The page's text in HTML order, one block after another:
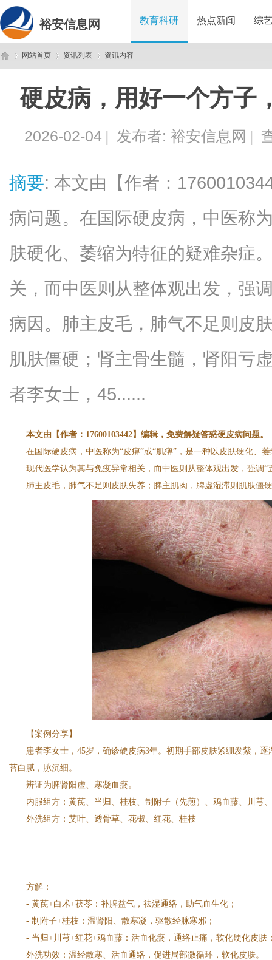
裕安信息网 教育科研 热点新闻 综
网站首页
›
资讯列表 资讯内容
硬皮病，用好一个方子
2026-02-04 | 发布者: 裕安信息网 |
摘要: 本文由【作者：
病问题。在国际硬皮病，中医称
肤硬化、萎缩为特征的疑难杂症
关，而中医则从整体观出发，强
病因。肺主皮毛，肺气不足则皮
肌肤僵硬；肾主骨生髓，肾阳亏
者李女士，45......
本文由【作者：17600103442】编辑，免费解疑答惑硬皮病问题。
在国际硬皮病，中医称为“皮痹”或“肌痹”，是一种以皮肤硬化、
现代医学认为其与免疫异常相关，而中医则从整体观出发，强调
肺主皮毛，肺气不足则皮肤失养；脾主肌肉，脾虚湿滞则肌肤僵
【案例分享】
患者李女士，45岁，确诊硬皮病3年。初期手部皮肤紧绷发紫，
苔白腻，脉沉细。
辨证为脾肾阳虚、寒凝血瘀。
内服组方：黄芪、当归、桂枝、制附子（先煎）、鸡血藤、川芎
外洗组方：艾叶、透骨草、花椒、红花、桂枝
方解：
- 黄芪+白术+茯苓：补脾益气，祛湿通络，助气血生化；
- 制附子+桂枝：温肾阳、散寒凝，驱散经脉寒邪；
- 当归+川芎+红花+鸡血藤：活血化瘀，通络止痛，软化硬化皮
外洗功效：温经散寒、活血通络，促进局部微循环，软化皮肤。